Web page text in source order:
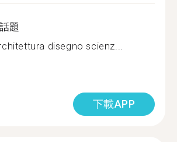
題
disegno scienz...
下載APP